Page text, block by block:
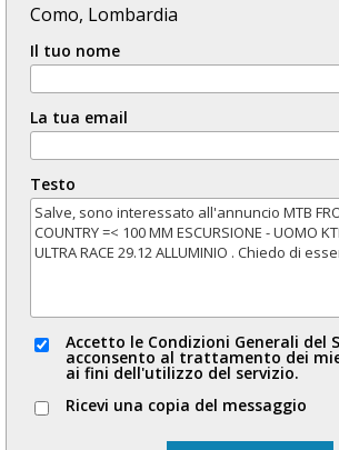
Como, Lombardia
Il tuo nome
La tua email
Testo
Accetto le Condizioni Generali del
acconsento al trattamento dei
ai fini dell'utilizzo del servizio.
Ricevi una copia del messaggio